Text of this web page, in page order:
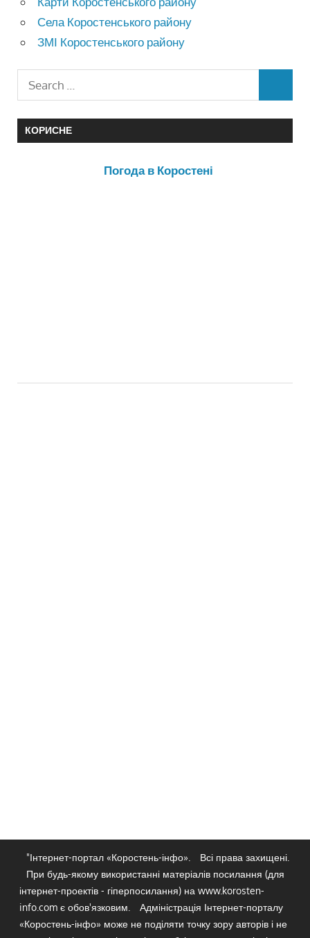
Села Коростенського району
ЗМІ Коростенського району
КОРИСНЕ
Погода в Коростені
"Інтернет-портал «Коростень-інфо».
Всі права захищені.
При будь-якому використанні матеріалів посилання (для
інтернет-проектів - гіперпосилання) на www.korosten-
info.com є обов'язковим.
Адміністрація Інтернет-порталу
«Коростень-інфо» може не поділяти точку зору авторів і не